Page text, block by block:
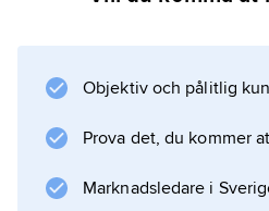
det blev modenamn på
Information om
Objektiv och pålitlig
Prova det, du kommer
Marknadsledare i